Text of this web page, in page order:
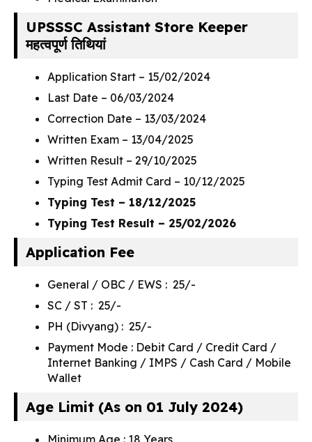
UPSSSC Assistant Store Keeper
महत्वपूर्ण तिथियां
Application Start – 15/02/2024
Last Date – 06/03/2024
Correction Date – 13/03/2024
Written Exam – 13/04/2025
Written Result – 29/10/2025
Typing Test Admit Card – 10/12/2025
Typing Test – 18/12/2025
Typing Test Result – 25/02/2026
Application Fee
General / OBC / EWS : ₹ 25/-
SC / ST : ₹ 25/-
PH (Divyang) : ₹ 25/-
Payment Mode : Debit Card / Credit Card /
Internet Banking / IMPS / Cash Card / Mobile
Wallet
Age Limit (As on 01 July 2024)
Minimum Age : 18 Years